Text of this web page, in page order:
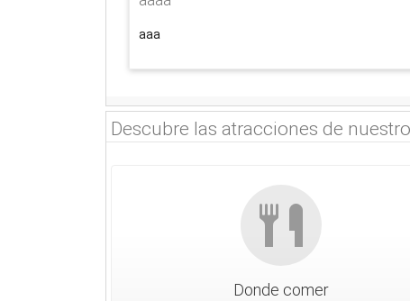
aaa
Descubre las atracciones de
Donde comer